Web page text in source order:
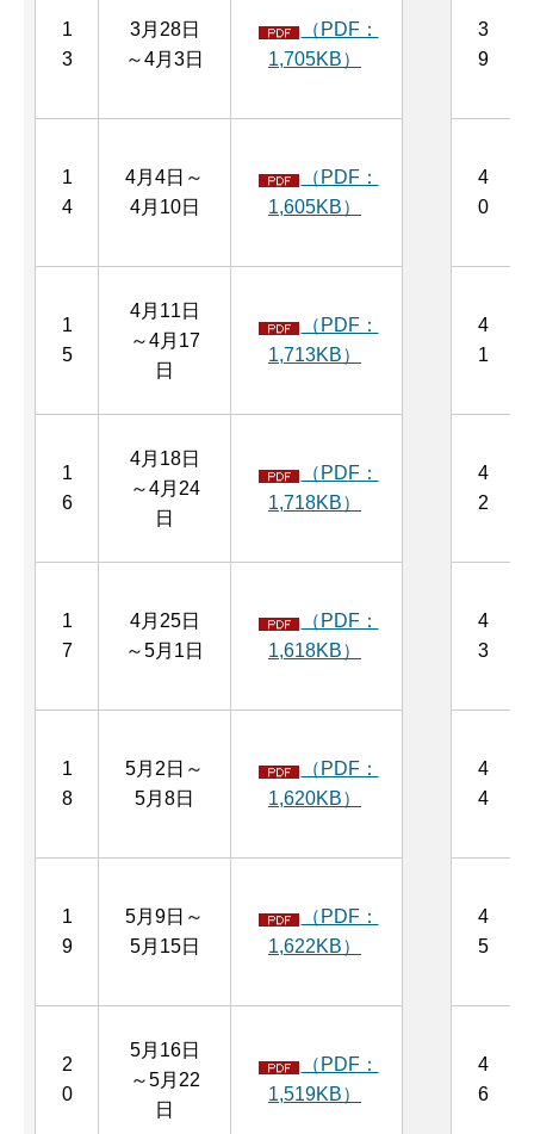
1
3
3月28日
～4月3日
（PDF：
1,705KB）
3
9
1
4
4月4日～
4月10日
（PDF：
1,605KB）
4
0
1
5
4月11日
～4月17
日
（PDF：
1,713KB）
4
1
1
6
4月18日
～4月24
日
（PDF：
1,718KB）
4
2
1
7
4月25日
～5月1日
（PDF：
1,618KB）
4
3
1
8
5月2日～
5月8日
（PDF：
1,620KB）
4
4
1
9
5月9日～
5月15日
（PDF：
1,622KB）
4
5
2
0
5月16日
～5月22
日
（PDF：
1,519KB）
4
6